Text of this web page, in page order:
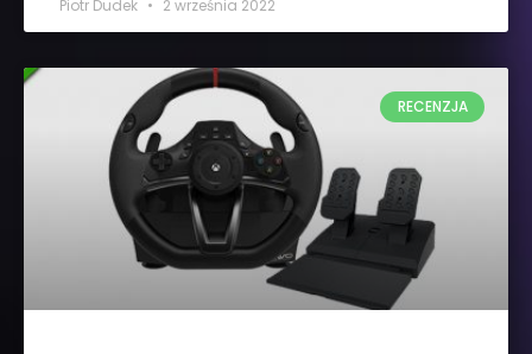
Piotr Dudek 2 września 2022
RECENZJA